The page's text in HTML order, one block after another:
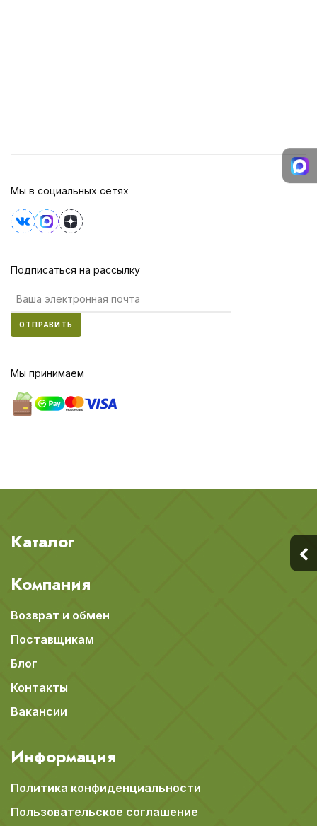
Мы в социальных сетях
Подписаться на рассылку
ОТПРАВИТЬ
Мы принимаем
Каталог
Компания
Возврат и обмен
Поставщикам
Блог
Контакты
Вакансии
Информация
Политика конфиденциальности
Пользовательское соглашение